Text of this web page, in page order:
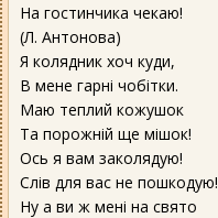
На гостинчика чекаю!
(Л. Антонова)
Я колядник хоч куди,
В мене гарні чобітки.
Маю теплий кожушок
Та порожній ще мішок!
Ось я вам заколядую!
Слів для вас не пошкодую!
Ну а ви ж мені на свято